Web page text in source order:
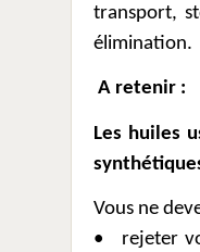
transport,
élimination.
A retenir :
Les huiles
Vous ne
•
rejeter